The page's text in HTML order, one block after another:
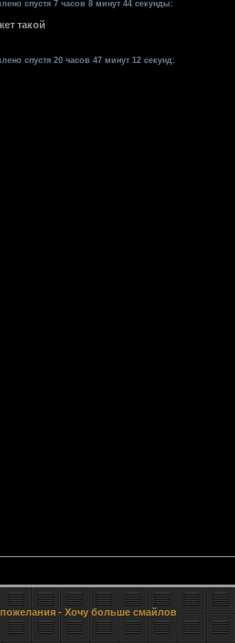
спустя 7 часов 8 минут 44 секунды:
такой
спустя 20 часов 47 минут 12 секунд:
- Хочу больше смайлов